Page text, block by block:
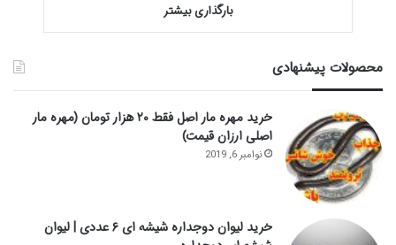
بارگذاری بیشتر
محصولات پیشنهادی
خرید مهره مار اصل فقط ۲۰ هزار تومان (مهره مار
اصلی ارزان قیمت)
نوامبر 6, 2019
خرید لیوان دوجداره شیشه ای ۶ عددی | لیوان